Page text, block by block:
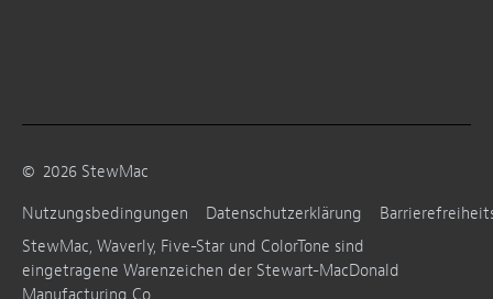
© 2026 StewMac
Nutzungsbedingungen
Datenschutzerklärung
StewMac, Waverly, Five-Star und ColorTone sind
eingetragene Warenzeichen der Stewart-MacDonald
Manufacturing Co.